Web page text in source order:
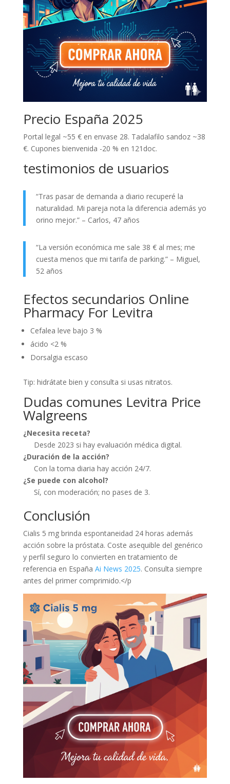
Precio España 2025
Portal legal ~55 € en envase 28. Tadalafilo sandoz ~38
€. Cupones bienvenida -20 % en 121doc.
testimonios de usuarios
“Tras pasar de demanda a diario recuperé la
naturalidad. Mi pareja nota la diferencia además yo
orino mejor.” – Carlos, 47 años
“La versión económica me sale 38 € al mes; me
cuesta menos que mi tarifa de parking.” – Miguel,
52 años
Efectos secundarios Online
Pharmacy For Levitra
Cefalea leve bajo 3 %
ácido <2 %
Dorsalgia escaso
Tip: hidrátate bien y consulta si usas nitratos.
Dudas comunes Levitra Price
Walgreens
¿Necesita receta?
Desde 2023 si hay evaluación médica digital.
¿Duración de la acción?
Con la toma diaria hay acción 24/7.
¿Se puede con alcohol?
Sí, con moderación; no pases de 3.
Conclusión
Cialis 5 mg brinda espontaneidad 24 horas además
acción sobre la próstata. Coste asequible del genérico
y perfil seguro lo convierten en tratamiento de
referencia en España Ai News 2025. Consulta siempre
antes del primer comprimido.</p